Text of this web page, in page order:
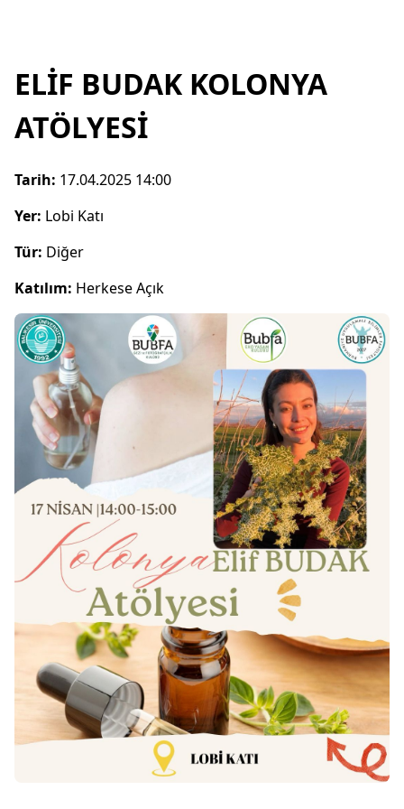
ELİF BUDAK KOLONYA
ATÖLYESİ
Tarih: 17.04.2025 14:00
Yer: Lobi Katı
Tür: Diğer
Katılım: Herkese Açık